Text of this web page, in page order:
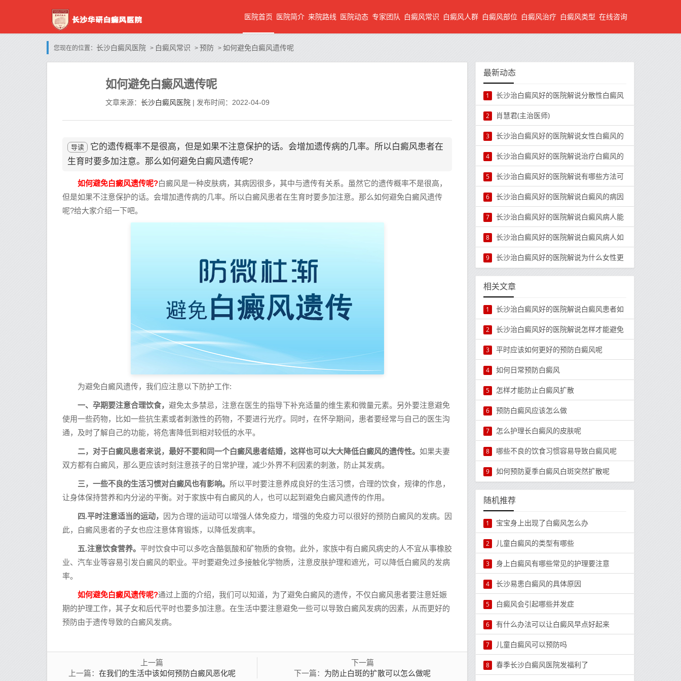
医院首页 医院简介 来院路线 医院动态 专家团队 白癜风常识 白癜风人群 白癜风部位 白癜风治疗 白癜风类型 在线咨询
您现在的位置： 长沙白癜风医院 > 白癜风常识 > 预防 > 如何避免白癜风遗传呢
如何避免白癜风遗传呢
文章来源： 长沙白癜风医院 | 发布时间：2022-04-09
导读
它的遗传概率不是很高，但是如果不注意保护的话。会增加遗传病的几率。所以白癜风患者在
生育时要多加注意。那么如何避免白癜风遗传呢?
如何避免白癜风遗传呢?白癜风是一种皮肤病，其病因很多，其中与遗传有关系。虽然它的遗传概率不是很高，
但是如果不注意保护的话。会增加遗传病的几率。所以白癜风患者在生育时要多加注意。那么如何避免白癜风遗传
呢?给大家介绍一下吧。
为避免白癜风遗传，我们应注意以下防护工作:
一、孕期要注意合理饮食， 避免太多禁忌，注意在医生的指导下补充适量的维生素和微量元素。另外要注意避免
使用一些药物，比如一些抗生素或者刺激性的药物，不要进行光疗。同时，在怀孕期间，患者要经常与自己的医生沟
通，及时了解自己的功能，将危害降低到相对较低的水平。
二，对于白癜风患者来说，最好不要和同一个白癜风患者结婚，这样也可以大大降低白癜风的遗传性。 如果夫妻
双方都有白癜风，那么更应该时刻注意孩子的日常护理，减少外界不利因素的刺激，防止其发病。
三，一些不良的生活习惯对白癜风也有影响。 所以平时要注意养成良好的生活习惯，合理的饮食，规律的作息，
让身体保持营养和内分泌的平衡。对于家族中有白癜风的人，也可以起到避免白癜风遗传的作用。
四.平时注意适当的运动，
因为合理的运动可以增强人体免疫力，增强的免疫力可以很好的预防白癜风的发病。因
此，白癜风患者的子女也应注意体育锻炼，以降低发病率。
五.注意饮食营养。 平时饮食中可以多吃含酪氨酸和矿物质的食物。此外，家族中有白癜风病史的人不宜从事橡胶
业、汽车业等容易引发白癜风的职业。平时要避免过多接触化学物质，注意皮肤护理和遮光，可以降低白癜风的发病
率。
如何避免白癜风遗传呢?通过上面的介绍，我们可以知道，为了避免白癜风的遗传，不仅白癜风患者要注意妊娠
期的护理工作，其子女和后代平时也要多加注意。在生活中要注意避免一些可以导致白癜风发病的因素，从而更好的
预防由于遗传导致的白癜风发病。
上一篇
上一篇： 在我们的生活中该如何预防白癜风恶化呢
下一篇
下一篇： 为防止白斑的扩散可以怎么做呢
最新动态
1 长沙治白癜风好的医院解说分散性白癜风
2 肖慧君(主治医师)
3 长沙治白癜风好的医院解说女性白癜风的
4 长沙治白癜风好的医院解说治疗白癜风的
5 长沙治白癜风好的医院解说有哪些方法可
6 长沙治白癜风好的医院解说白癜风的病因
7 长沙治白癜风好的医院解说白癜风病人能
8 长沙治白癜风好的医院解说白癜风病人如
9 长沙治白癜风好的医院解说为什么女性更
相关文章
1 长沙治白癜风好的医院解说白癜风患者如
2 长沙治白癜风好的医院解说怎样才能避免
3 平时应该如何更好的预防白癜风呢
4 如何日常预防白癜风
5 怎样才能防止白癜风扩散
6 预防白癜风应该怎么做
7 怎么护理长白癜风的皮肤呢
8 哪些不良的饮食习惯容易导致白癜风呢
9 如何预防夏季白癜风白斑突然扩散呢
随机推荐
1 宝宝身上出现了白癜风怎么办
2 儿童白癜风的类型有哪些
3 身上白癜风有哪些常见的护理要注意
4 长沙易患白癜风的具体原因
5 白癜风会引起哪些并发症
6 有什么办法可以让白癜风早点好起来
7 儿童白癜风可以预防吗
8 春季长沙白癜风医院发福利了